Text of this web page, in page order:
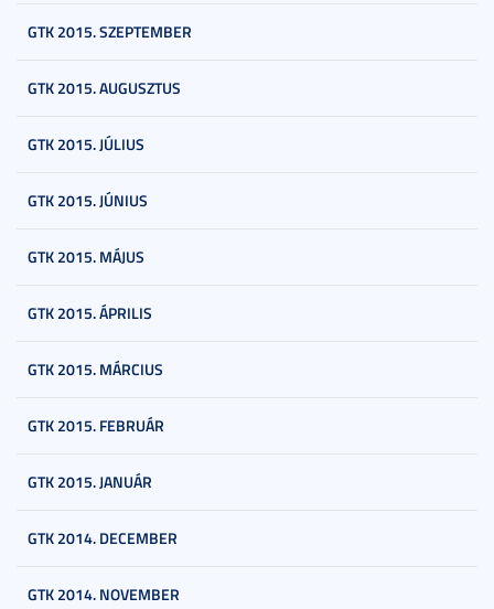
GTK 2015. SZEPTEMBER
GTK 2015. AUGUSZTUS
GTK 2015. JÚLIUS
GTK 2015. JÚNIUS
GTK 2015. MÁJUS
GTK 2015. ÁPRILIS
GTK 2015. MÁRCIUS
GTK 2015. FEBRUÁR
GTK 2015. JANUÁR
GTK 2014. DECEMBER
GTK 2014. NOVEMBER